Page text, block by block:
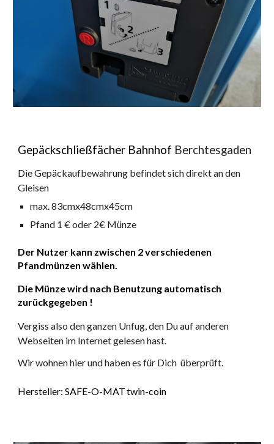
Gepäckschließfächer Bahnhof Berchtesgaden
Die Gepäckaufbewahrung befindet sich direkt an den
Gleisen
max. 83cmx48cmx45cm
Pfand 1 € oder 2€ Münze
Der Nutzer kann zwischen 2 verschiedenen
Pfandmünzen wählen.
Die Münze wird nach Benutzung automatisch
zurückgegeben !
Vergiss also den ganzen Unfug, den Du auf anderen
Webseiten im Internet gelesen hast.
Wir wohnen hier und haben es für Dich überprüft.
Hersteller: SAFE-O-MATtwin-coin